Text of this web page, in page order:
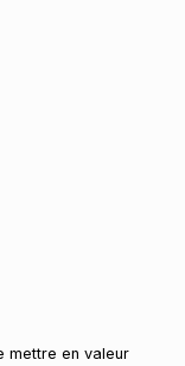
mettre en valeur